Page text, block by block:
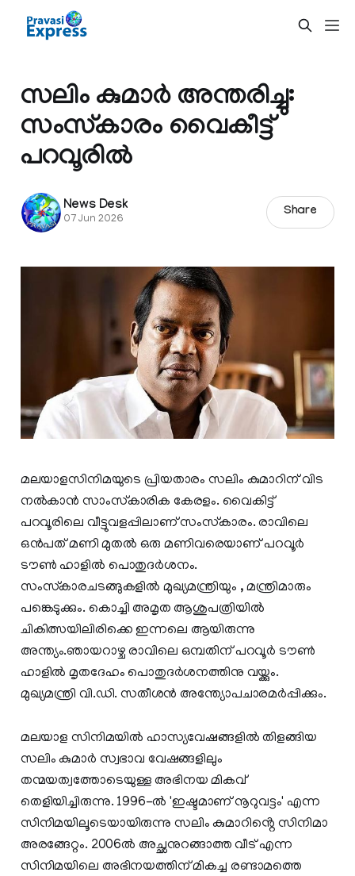
സലിം കുമാർ അന്തരിച്ചു:
സംസ്‌കാരം വൈകീട്ട്
പറവൂരില്‍
News Desk
07 Jun 2026
Share
മലയാളസിനിമയുടെ പ്രിയതാരം സലിം കുമാറിന് വിട
നല്‍കാന്‍ സാംസ്‌കാരിക കേരളം. വൈകിട്ട്
പറവൂരിലെ വീട്ടുവളപ്പിലാണ് സംസ്‌കാരം. രാവിലെ
ഒന്‍പത് മണി മുതല്‍ ഒരു മണിവരെയാണ് പറവൂര്‍
ടൗണ്‍ ഹാളില്‍ പൊതുദര്‍ശനം.
സംസ്‌കാരചടങ്ങുകളില്‍ മുഖ്യമന്ത്രിയും , മന്ത്രിമാരും
പങ്കെടുക്കും. കൊച്ചി അമൃത ആശുപത്രിയില്‍
ചികിത്സയിലിരിക്കെ ഇന്നലെ ആയിരുന്നു
അന്ത്യം.ഞായറാഴ്ച രാവിലെ ഒമ്പതിന് പറവൂർ ടൗൺ
ഹാളിൽ മൃതദേഹം പൊതുദർശനത്തിനു വയ്ക്കും.
മുഖ്യമന്ത്രി വി.ഡി. സതീശൻ അന്ത്യോപചാരമർപ്പിക്കും.
മലയാള സിനിമയിൽ ഹാസ്യവേഷങ്ങളിൽ തിളങ്ങിയ
സലിം കുമാർ സ്വഭാവ വേഷങ്ങളിലും
തന്മയത്വത്തോടെയുള്ള അഭിനയ മികവ്
തെളിയിച്ചിരുന്നു. 1996-ൽ 'ഇഷ്ടമാണ് നൂറുവട്ടം' എന്ന
സിനിമയിലൂടെയായിരുന്നു സലിം കുമാറിൻ്റെ സിനിമാ
അരങ്ങേറ്റം. 2006ൽ അച്ഛനുറങ്ങാത്ത വീട് എന്ന
സിനിമയിലെ അഭിനയത്തിന് മികച്ച രണ്ടാമത്തെ